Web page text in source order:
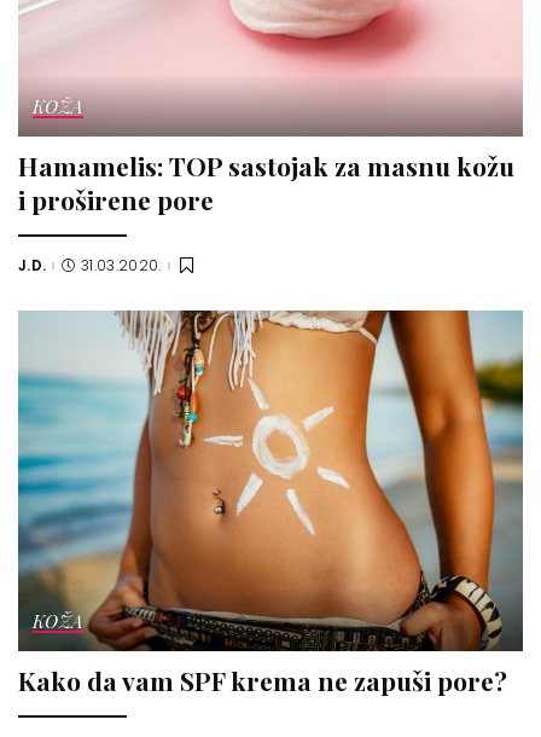
KOŽA
Hamamelis: TOP sastojak za masnu kožu
i proširene pore
Posted
J.D. 31.03.2020.
KOŽA
Kako da vam SPF krema ne zapuši pore?